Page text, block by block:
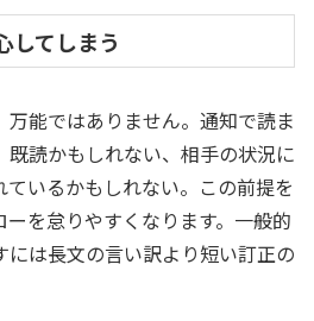
してしまう
能ではありません。通知で読ま
読かもしれない、相手の状況に
いるかもしれない。この前提を
を怠りやすくなります。一般的
には長文の言い訳より短い訂正の